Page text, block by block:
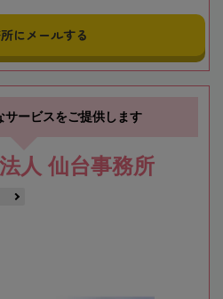
にメールする
サービスをご提供します
人 仙台事務所